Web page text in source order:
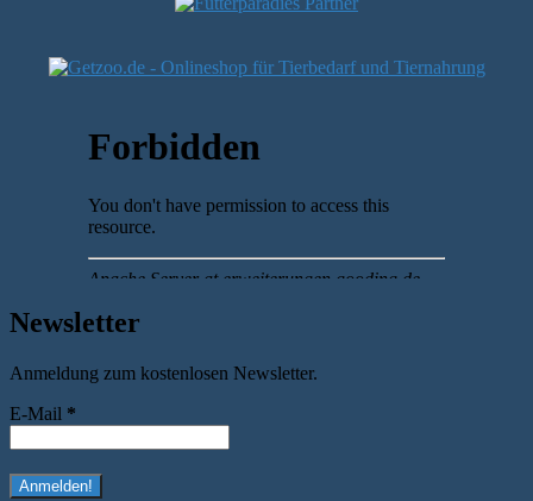
Newsletter
Anmeldung zum kostenlosen Newsletter.
E-Mail *